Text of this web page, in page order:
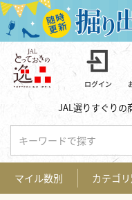
JAL選りすぐりの
キーワードで探す
マイル数別 カテゴ